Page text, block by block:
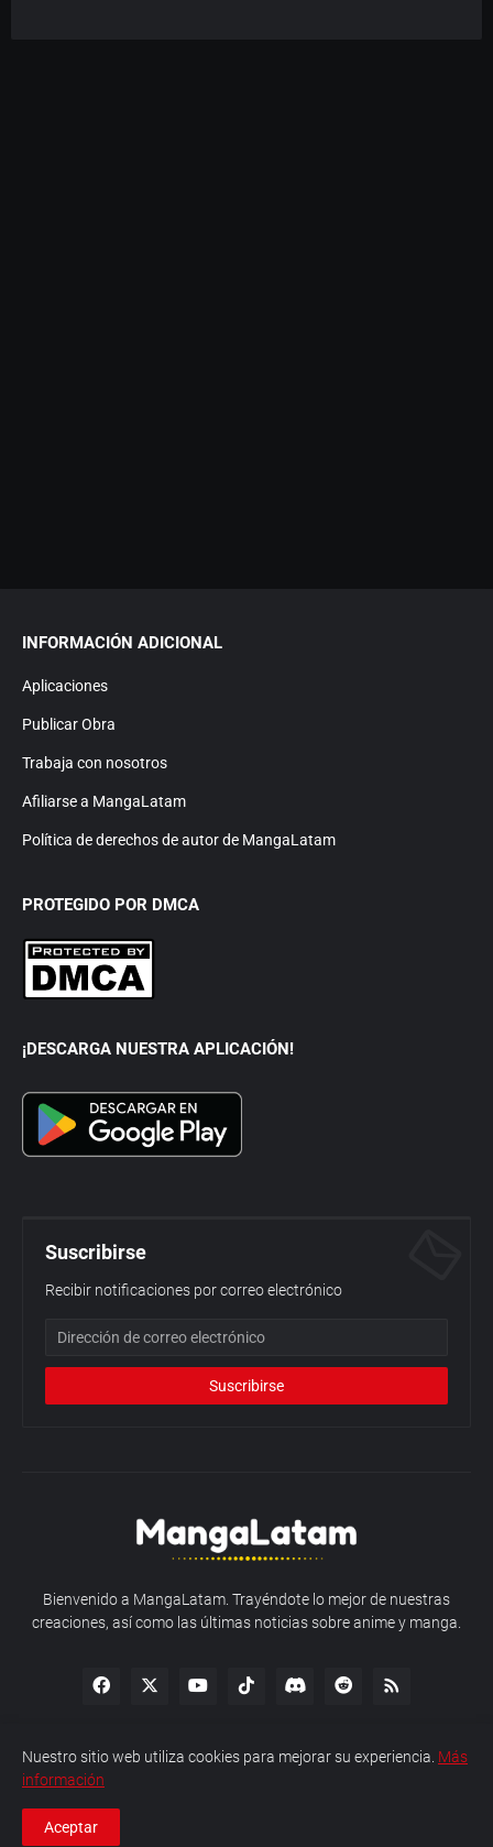
INFORMACIÓN ADICIONAL
Aplicaciones
Publicar Obra
Trabaja con nosotros
Afiliarse a MangaLatam
Política de derechos de autor de MangaLatam
PROTEGIDO POR DMCA
¡DESCARGA NUESTRA APLICACIÓN!
Suscribirse
Recibir notificaciones por correo electrónico
Bienvenido a MangaLatam. Trayéndote lo mejor de nuestras
creaciones, así como las últimas noticias sobre anime y manga.
Copyright © 2026 MangaLatam - Todos los derechos reservados.
Política de Privacidad
Nuestro sitio web utiliza cookies para mejorar su experiencia. Más
información
Aceptar